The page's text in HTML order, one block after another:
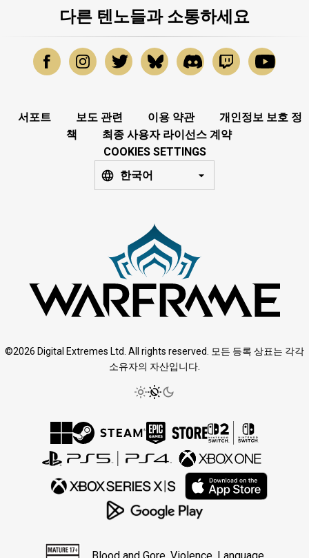
다른 텐노들과 소통하세요
서포트 보도 관련 이용 약관
개인정보 보호 정
책
최종 사용자 라이선스 계약
COOKIES SETTINGS
한국어
©2026 Digital Extremes Ltd. All rights reserved. 모든 등록 상표는 각각
소유자의 자산입니다.